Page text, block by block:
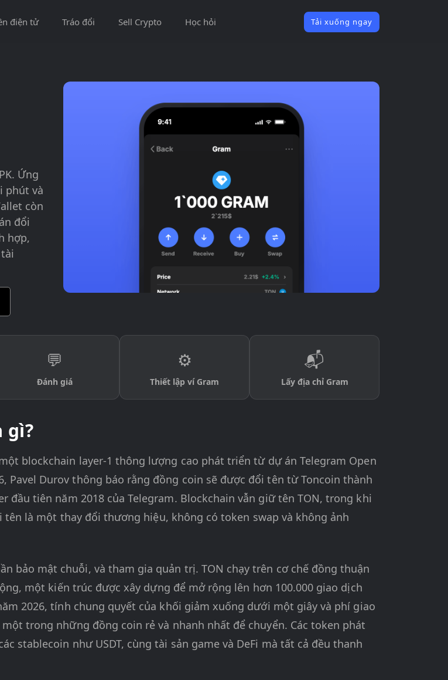
điện tử Tráo đổi Sell Crypto Học hỏi Tải xuống ngay
Ứng
phút và
còn
đổi
hợp,
💬
Đánh giá
⚙️
Thiết lập ví Gram
📬
Lấy địa chỉ Gram
gì?
blockchain layer-1 thông lượng cao phát triển từ dự án Telegram Open
Pavel Durov thông báo rằng đồng coin sẽ được đổi tên từ Toncoin thành
tiên năm 2018 của Telegram. Blockchain vẫn giữ tên TON, trong khi
là một thay đổi thương hiệu, không có token swap và không ảnh
bảo mật chuỗi, và tham gia quản trị. TON chạy trên cơ chế đồng thuận
một kiến trúc được xây dựng để mở rộng lên hơn 100.000 giao dịch
2026, tính chung quyết của khối giảm xuống dưới một giây và phí giao
trong những đồng coin rẻ và nhanh nhất để chuyển. Các token phát
stablecoin như USDT, cùng tài sản game và DeFi mà tất cả đều thanh